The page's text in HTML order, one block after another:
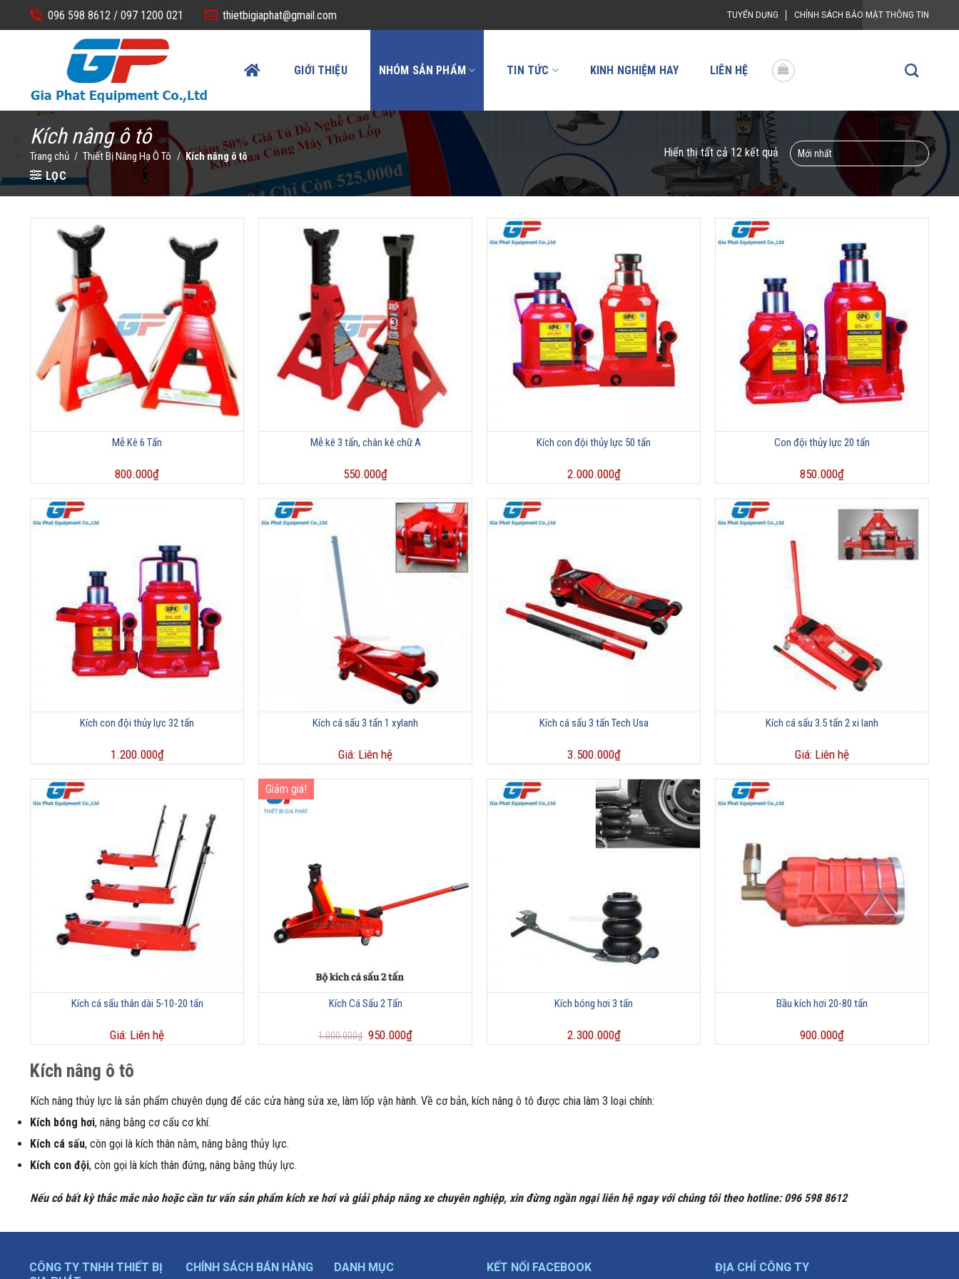
to
096 598 8612 / 097 1200 021 thietbigiaphat@gmail.com TUYỂN DỤNG CHÍNH SÁCH BẢO MẬT THÔNG TIN
GIỚI THIỆU NHÓM SẢN PHẨM TIN TỨC KINH NGHIỆM HAY LIÊN HỆ
Kích nâng ô tô
Trang chủ / Thiết Bị Nâng Hạ Ô Tô / Kích nâng ô tô
LỌC
Hiển thị tất cả 12 kết quả
Mễ Kê 6 Tấn
800.000₫
Mễ kê 3 tấn, chân kê chữ A
550.000₫
Kích con đội thủy lực 50 tấn
2.000.000₫
Con đội thủy lực 20 tấn
850.000₫
Kích con đội thủy lực 32 tấn
1.200.000₫
Kích cá sấu 3 tấn 1 xylanh
Giá: Liên hệ
Kích cá sấu 3 tấn Tech Usa
3.500.000₫
Kích cá sấu 3.5 tấn 2 xi lanh
Giá: Liên hệ
Kích cá sấu thân dài 5-10-20 tấn
Giá: Liên hệ
Giảm giá!
Kích Cá Sấu 2 Tấn
1.000.000₫ 950.000₫
Kích bóng hơi 3 tấn
2.300.000₫
Bầu kích hơi 20-80 tấn
900.000₫
Kích nâng ô tô
Kích nâng thủy lực là sản phẩm chuyên dụng để các cửa hàng sửa xe, làm lốp vận hành. Về cơ bản, kích nâng ô tô được chia làm 3 loại chính:
Kích bóng hơi, nâng bằng cơ cấu cơ khí.
Kích cá sấu, còn gọi là kích thân nằm, nâng bằng thủy lực.
Kích con đội, còn gọi là kích thân đứng, nâng bằng thủy lực.
Nếu có bất kỳ thắc mắc nào hoặc cần tư vấn sản phẩm kích xe hơi và giải pháp nâng xe chuyên nghiệp, xin đừng ngần ngại liên hệ ngay với chúng tôi theo hotline: 096 598 8612
CÔNG TY TNHH THIẾT BỊ
CHÍNH SÁCH BÁN HÀNG DANH MỤC KẾT NỐI FACEBOOK ĐỊA CHỈ CÔNG TY